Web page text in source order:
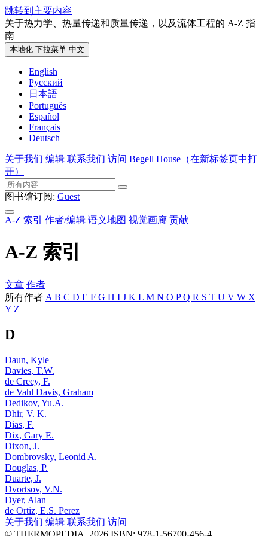
跳转到主要内容
关于热力学、热量传递和质量传递，以及流体工程的 A-Z 指
南
本地化 下拉菜单 中文
English
Русский
日本語
Português
Español
Français
Deutsch
关于我们 编辑 联系我们 访问 Begell House （在新标签页中打
开）
图书馆订阅: Guest
A-Z 索引 作者/编辑 语义地图 视觉画廊 贡献
A-Z 索引
文章 作者
所有作者 A B C D E F G H I J K L M N O PQ R S T U V W X
Y Z
D
Daun, Kyle
Davies, T.W.
de Crecy, F.
de Vahl Davis, Graham
Dedikov, Yu.A.
Dhir, V. K.
Dias, F.
Dix, Gary E.
Dixon, J.
Dombrovsky, Leonid A.
Douglas, P.
Duarte, J.
Dvortsov, V.N.
Dyer, Alan
de Ortiz, E.S. Perez
关于我们 编辑 联系我们 访问
© THERMOPEDIA, 2026 ISBN: 978-1-56700-456-4